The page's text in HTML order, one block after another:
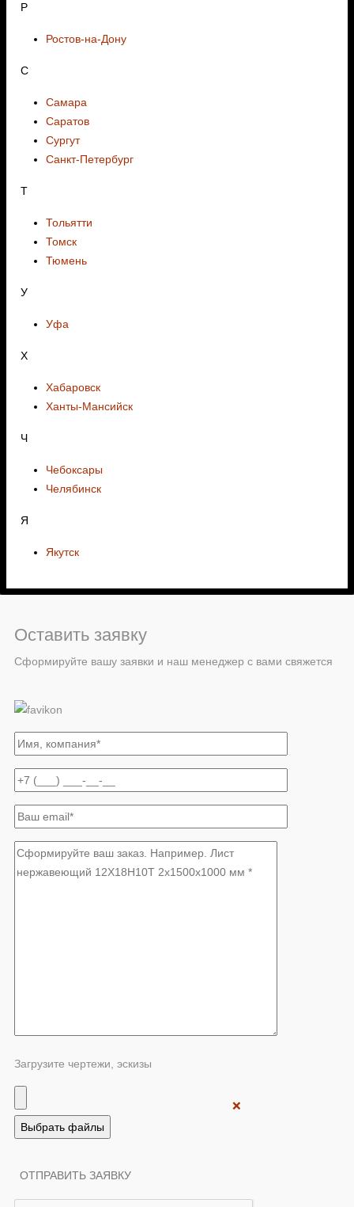
Р
Ростов-на-Дону
С
Самара
Саратов
Сургут
Санкт-Петербург
Т
Тольятти
Томск
Тюмень
У
Уфа
Х
Хабаровск
Ханты-Мансийск
Ч
Чебоксары
Челябинск
Я
Якутск
Оставить заявку
Сформируйте вашу заявки и наш менеджер с вами свяжется
Загрузите чертежи, эскизы
❌